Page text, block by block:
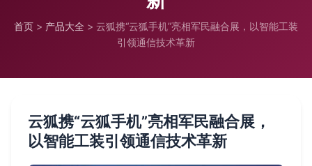
首页 > 产品大全 > 云狐携“云狐手机”亮相军民融合展，以智能工装
引领通信技术革新
云狐携“云狐手机”亮相军民融合展，
以智能工装引领通信技术革新